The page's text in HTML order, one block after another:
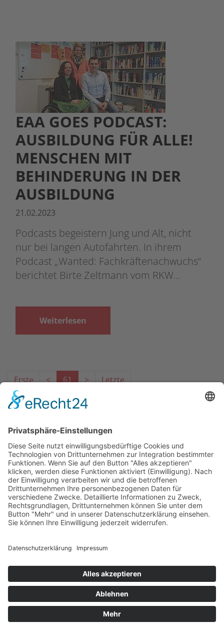
EAA GOES PODCAST:
AUSBILDUNG FÜR ALLE!
MENSCHEN MIT
BEHINDERUNG IN DER
AUSBILDUNG
21.02.2023
Podcasts begeistern Jung und Alt, nicht
nur bei langen Autofahrten. In ihrem
Podcast „Wanted: Fachkräftenachwuchs“
berichtet Birte Zeltmann vom RKW…
Weiterlesen
Erste < 61 > Letzte
Das Projekt zur Implementierung der Einheitlichen
Ansprechstellen für Arbeitgeber gemäß § 185a SGB IX in
Hessen wird gefördert aus Mitteln des LWV Hessen
Integrationsamtes. Das Projekt wird unter Einbindung
des Hessischen Ministeriums für Arbeit, Integration,
Jugend und Soziales von der Forschungsstelle des
Bildungswerks der Hessischen Wirtschaft e. V.
durchgeführt.
DATENSCHUTZ